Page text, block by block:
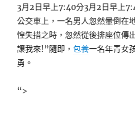
3月2日早上7:40分3月2日早上
公交車上，一名男人忽然暈倒在
惶失措之時，忽然從後排座位傳
讓我來!”隨即，包養一名年青女
勇。
“>